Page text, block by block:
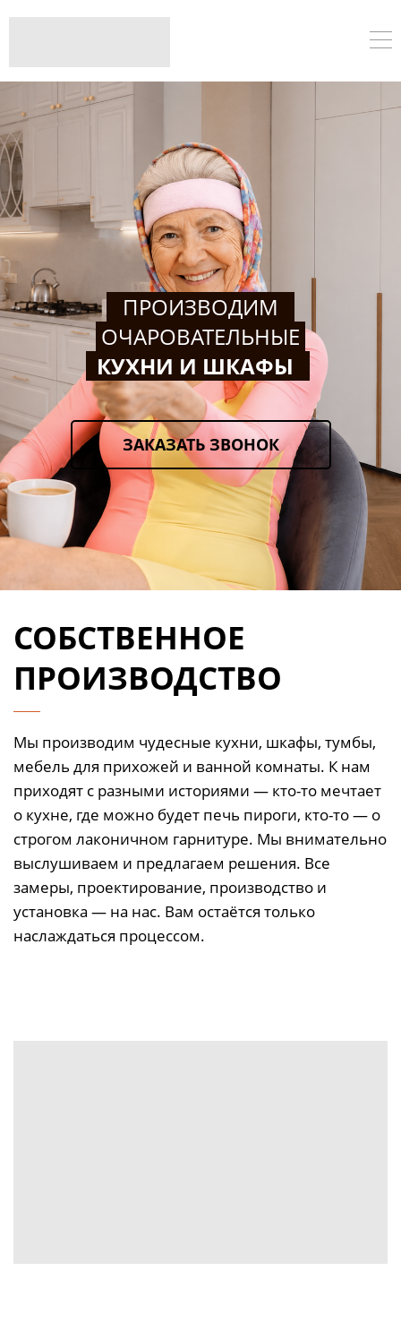
ПРОИЗВОДИМ
ОЧАРОВАТЕЛЬНЫЕ
КУХНИ И ШКАФЫ
ЗАКАЗАТЬ ЗВОНОК
СОБСТВЕННОЕ
ПРОИЗВОДСТВО
Мы производим чудесные кухни, шкафы, тумбы,
мебель для прихожей и ванной комнаты. К нам
приходят с разными историями — кто-то мечтает
о кухне, где можно будет печь пироги, кто-то — о
строгом лаконичном гарнитуре. Мы внимательно
выслушиваем и предлагаем решения. Все
замеры, проектирование, производство и
установка — на нас. Вам остаётся только
наслаждаться процессом.